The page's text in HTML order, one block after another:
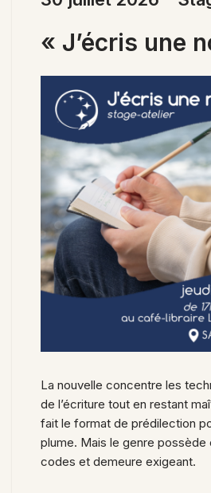
« J’écris une
La nouvelle concentre les
de l’écriture tout en restant
fait le format de prédilection
plume. Mais le genre possède
codes et demeure exigeant.